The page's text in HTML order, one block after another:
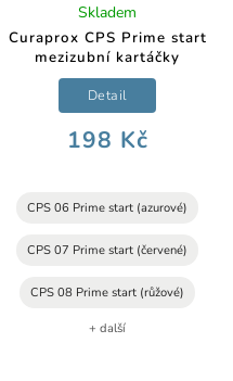
Curaprox CPS Prime start
mezizubní kartáčky
Skladem
198 Kč
Detail
CPS 06 Prime start (azurové)
CPS 07 Prime start (červené)
CPS 08 Prime start (růžové)
+ další